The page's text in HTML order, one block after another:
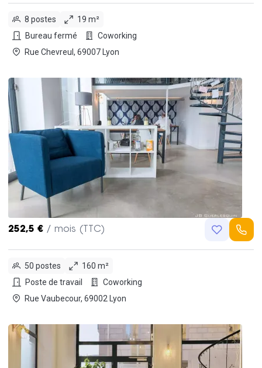
8 postes
19 m²
Bureau fermé
Coworking
Rue Chevreul, 69007 Lyon
252,5 € / mois (TTC)
50 postes
160 m²
Poste de travail
Coworking
Rue Vaubecour, 69002 Lyon